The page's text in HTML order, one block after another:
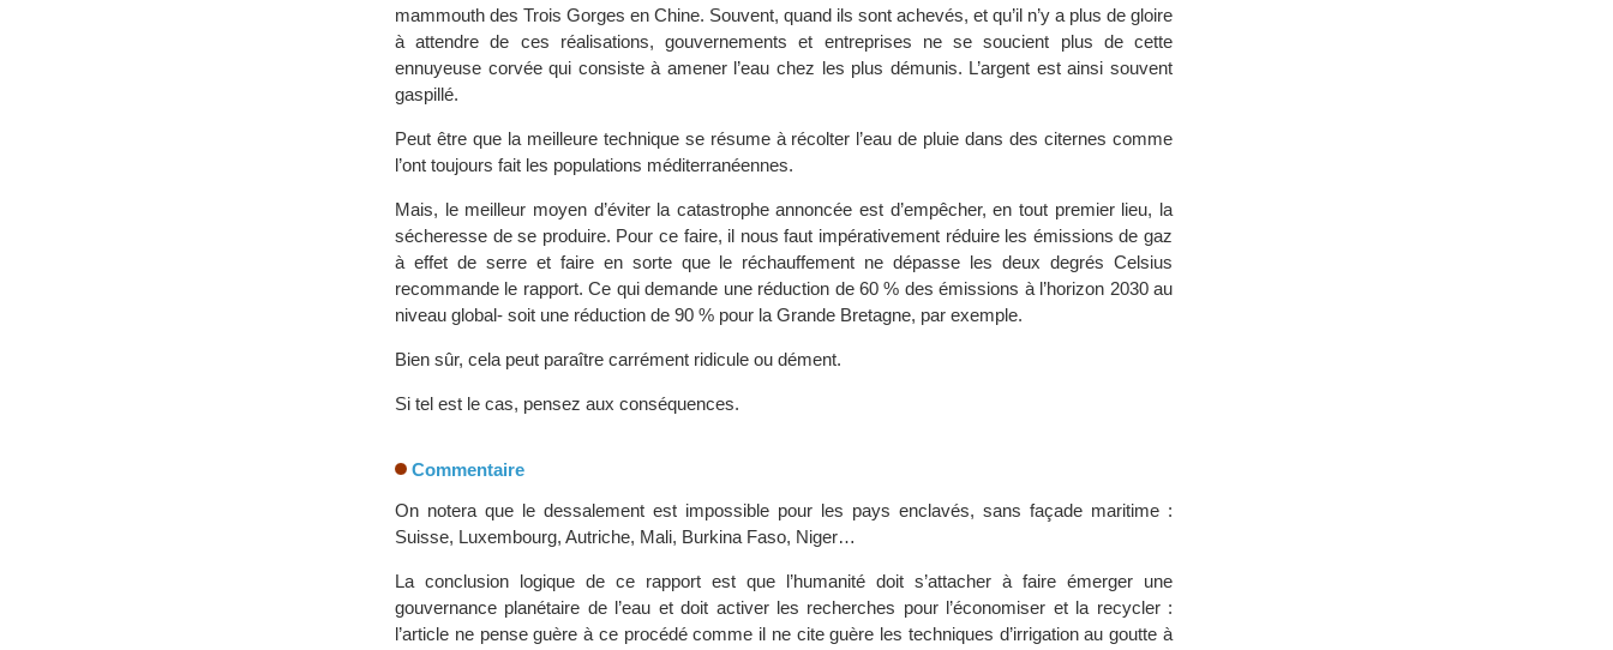
mammouth des Trois Gorges en Chine. Souvent, quand ils sont achevés, et qu’il n’y a plus de gloire
à attendre de ces réalisations, gouvernements et entreprises ne se soucient plus de cette
ennuyeuse corvée qui consiste à amener l’eau chez les plus démunis. L’argent est ainsi souvent
gaspillé.
Peut être que la meilleure technique se résume à récolter l’eau de pluie dans des citernes comme
l’ont toujours fait les populations méditerranéennes.
Mais, le meilleur moyen d’éviter la catastrophe annoncée est d’empêcher, en tout premier lieu, la
sécheresse de se produire. Pour ce faire, il nous faut impérativement réduire les émissions de gaz
à effet de serre et faire en sorte que le réchauffement ne dépasse les deux degrés Celsius
recommande le rapport. Ce qui demande une réduction de 60 % des émissions à l’horizon 2030 au
niveau global- soit une réduction de 90 % pour la Grande Bretagne, par exemple.
Bien sûr, cela peut paraître carrément ridicule ou dément.
Si tel est le cas, pensez aux conséquences.
Commentaire
On notera que le dessalement est impossible pour les pays enclavés, sans façade maritime :
Suisse, Luxembourg, Autriche, Mali, Burkina Faso, Niger…
La conclusion logique de ce rapport est que l’humanité doit s’attacher à faire émerger une
gouvernance planétaire de l’eau et doit activer les recherches pour l’économiser et la recycler :
l’article ne pense guère à ce procédé comme il ne cite guère les techniques d’irrigation au goutte à